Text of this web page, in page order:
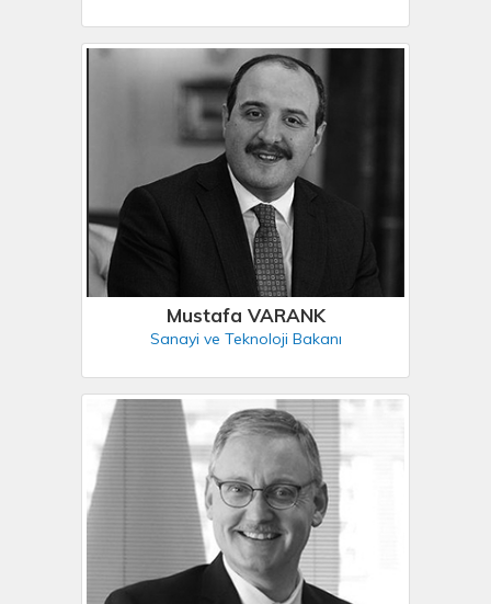
Mustafa VARANK
Sanayi ve Teknoloji Bakanı